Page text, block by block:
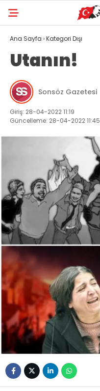
Ana Sayfa ›Kategori Dışı
Utanın!
Sonsöz Gazetesi
Giriş: 28-04-2022 11:19
Güncelleme: 28-04-2022 11:45